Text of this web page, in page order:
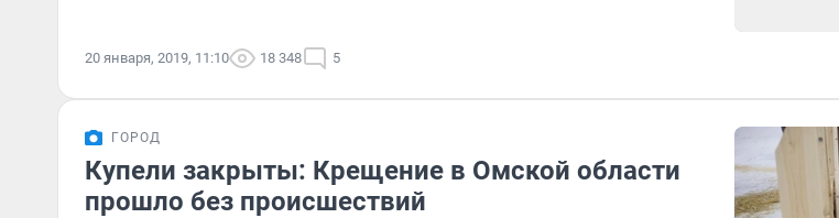
20 января, 2019, 11:10 18 348 5
ГОРОД
Купели закрыты: Крещение в Омской области
прошло без происшествий